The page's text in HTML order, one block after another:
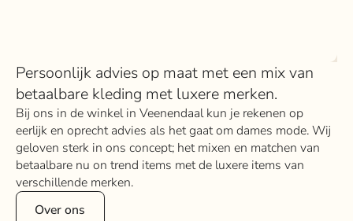
Persoonlijk advies op maat met een mix van
betaalbare kleding met luxere merken.
Bij ons in de winkel in Veenendaal kun je rekenen op
eerlijk en oprecht advies als het gaat om dames mode. Wij
geloven sterk in ons concept; het mixen en matchen van
betaalbare nu on trend items met de luxere items van
verschillende merken.
Over ons